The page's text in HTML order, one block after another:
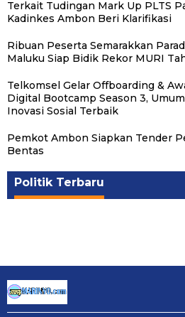
Terkait Tudingan Mark Up PLTS
Kadinkes Ambon Beri Klarifikasi
Ribuan Peserta Semarakkan
Maluku Siap Bidik Rekor MURI
Telkomsel Gelar Offboarding &
Digital Bootcamp Season 3,
Inovasi Sosial Terbaik
Pemkot Ambon Siapkan Tender
Bentas
Politik Terbaru
Michael Wattimena : Blok
Politik | Juni 24, 2026
Putra Maluku Pimpin
Politik | Juni 24, 2026
Milad ke-24 PKS Maluku,
Politik | Mei 17, 2026
PKS Targetkan
Politik | Agustus 24, 2025
Gubernur Maluku Harap PKS
Politik | Agustus 24, 2025